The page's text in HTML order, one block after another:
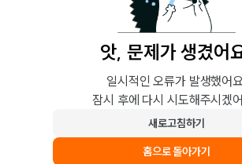
앗, 문제가 생겼어
일시적인 오류가 발생했어
잠시 후에 다시 시도해주시겠
새로고침하기
홈으로 돌아가기